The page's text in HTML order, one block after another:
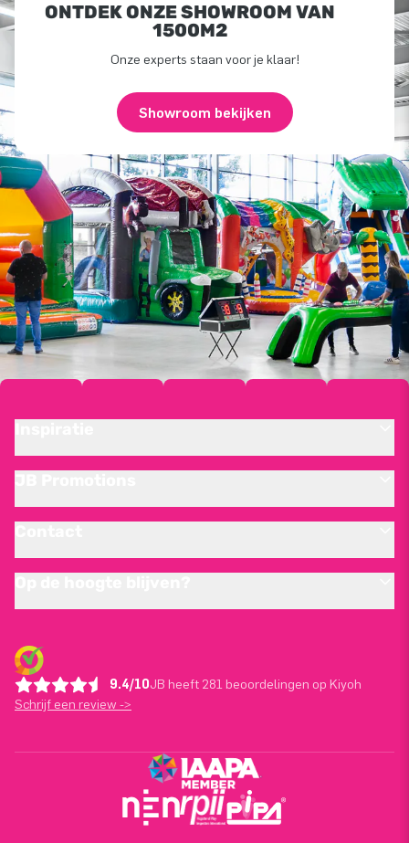
ONTDEK ONZE SHOWROOM VAN
1500M2
Onze experts staan voor je klaar!
Showroom bekijken
9.4/10JB heeft 281 beoordelingen op Kiyoh
Schrijf een review ->